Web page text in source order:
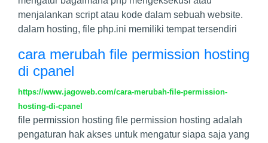
menjalankan script atau kode dalam sebuah website.
dalam hosting, file php.ini memiliki tempat tersendiri
cara merubah file permission hosting
di cpanel
https://www.jagoweb.com/cara-merubah-file-permission-
hosting-di-cpanel
file permission hosting file permission hosting adalah
pengaturan hak akses untuk mengatur siapa saja yang